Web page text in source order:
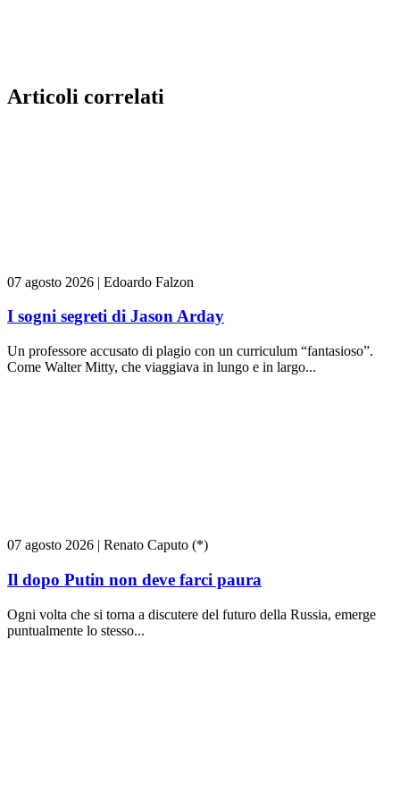
Articoli correlati
07 agosto 2026 | Edoardo Falzon
I sogni segreti di Jason Arday
Un professore accusato di plagio con un curriculum “fantasioso”.
Come Walter Mitty, che viaggiava in lungo e in largo...
07 agosto 2026 | Renato Caputo (*)
Il dopo Putin non deve farci paura
Ogni volta che si torna a discutere del futuro della Russia, emerge
puntualmente lo stesso...